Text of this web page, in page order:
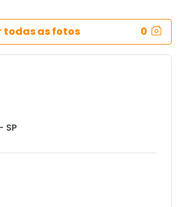
todas as fotos
0
SP